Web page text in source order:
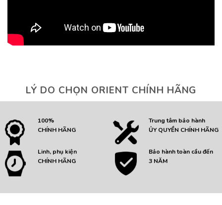
LÝ DO CHỌN ORIENT CHÍNH HÃNG
100%
CHÍNH HÃNG
Trung tâm bảo hành
ỦY QUYỀN CHÍNH HÃNG
Linh, phụ kiện
CHÍNH HÃNG
Bảo hành toàn cầu đến
3 NĂM